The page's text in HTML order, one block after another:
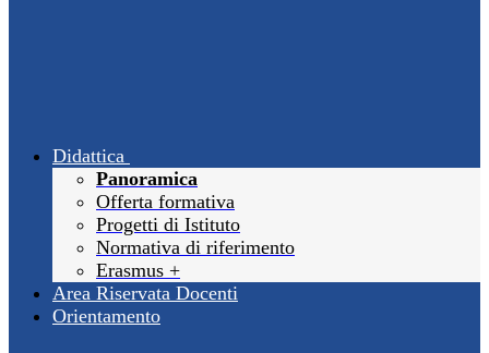
Didattica
Panoramica
Offerta formativa
Progetti di Istituto
Normativa di riferimento
Erasmus +
Area Riservata Docenti
Orientamento